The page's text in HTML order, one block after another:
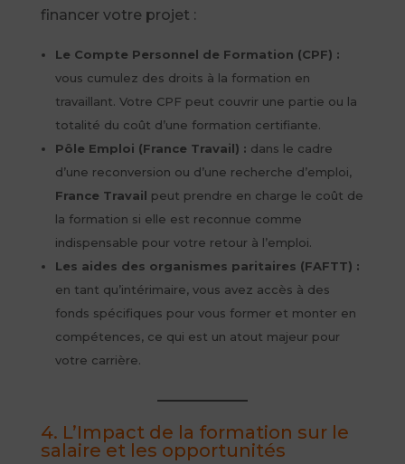
financer votre projet :
Le Compte Personnel de Formation (CPF) :
vous cumulez des droits à la formation en
travaillant. Votre CPF peut couvrir une partie ou la
totalité du coût d’une formation certifiante.
Pôle Emploi (France Travail) : dans le cadre
d’une reconversion ou d’une recherche d’emploi,
France Travail peut prendre en charge le coût de
la formation si elle est reconnue comme
indispensable pour votre retour à l’emploi.
Les aides des organismes paritaires (FAFTT) :
en tant qu’intérimaire, vous avez accès à des
fonds spécifiques pour vous former et monter en
compétences, ce qui est un atout majeur pour
votre carrière.
4. L’Impact de la formation sur le
salaire et les opportunités